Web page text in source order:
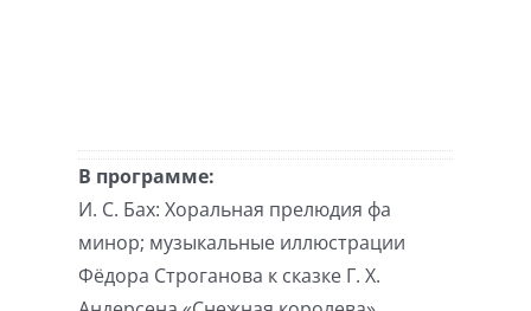
В программе:
И. С. Бах: Хоральная прелюдия фа
минор; музыкальные иллюстрации
Фёдора Строганова к сказке Г. Х.